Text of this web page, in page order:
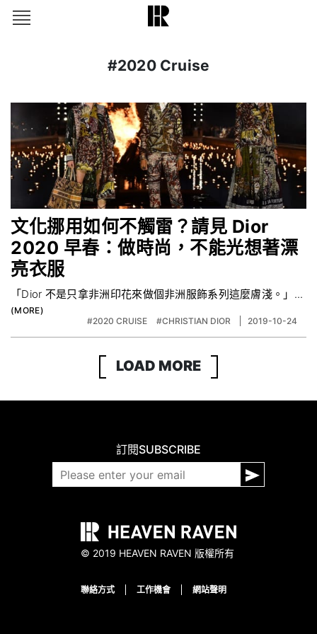
#2020 Cruise
文化挪用如何不觸雷？請見 Dior
2020 早春：做時尚，不能光想著漂
亮衣服
「Dior 不是只拿非洲印花來做個非洲服飾系列這麼膚淺。」...
#2020 CRUISE #CHRISTIAN DIOR‬ 2019-10-24
LOAD MORE
訂閱SUBSCRIBE
© 2019 HEAVEN RAVEN 版權所有
聯絡方式 工作機會 網站聲明